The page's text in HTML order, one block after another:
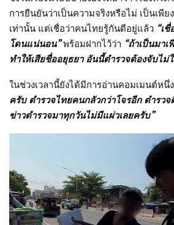
การยืนยันว่าเป็นความจริงหรือไม่ เป็นเพี
เท่านั้น แต่เชื่อว่าคนไทยรู้กันดีอยู่แล้ว “เ
โดนแน่นอน”พร้อมฝากไว้ว่า “ถ้าเป็นมา
ทำให้เสียชื่ออยุธยา อันนี้ตำรวจต้องจับไม่
ในช่วงเวลานี้ยังได้มีการอ่านคอมเมนต์หนึ่
ครับ ตำรวจไทยคนกลัวกว่าโจรอีก ตำรว
ข่าวตำรวจมาทุกวันไม่มีแผ่วเลยครับ”